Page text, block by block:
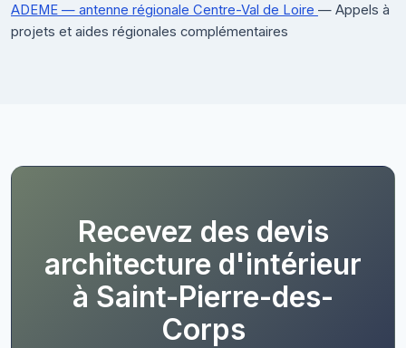
ADEME — antenne régionale Centre-Val de Loire — Appels à
projets et aides régionales complémentaires
Recevez des devis
architecture d'intérieur
à Saint-Pierre-des-
Corps